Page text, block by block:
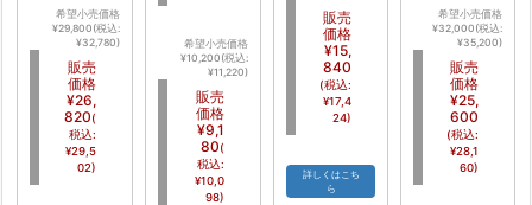
希望小売価格
¥29,800(税込:
¥32,780)
販売
価格
¥26,
820(
税込:
¥29,5
02)
希望小売価格
¥10,200(税込:
¥11,220)
販売
価格
¥9,1
80(
税込:
¥10,0
98)
販売
価格
¥15,
840
(税込:
¥17,4
24)
詳しくはこち
ら
希望小売価格
¥32,000(税込:
¥35,200)
販売
価格
¥25,
600
(税込:
¥28,1
60)